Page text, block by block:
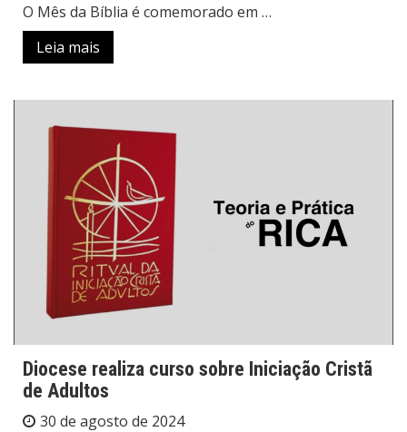
O Mês da Bíblia é comemorado em …
Leia mais
Diocese realiza curso sobre Iniciação Cristã
de Adultos
30 de agosto de 2024